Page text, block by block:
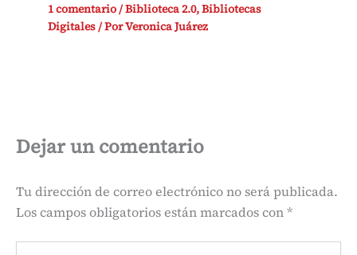
1 comentario/Biblioteca 2.0,Bibliotecas
Digitales/ PorVeronica Juárez
Dejar un comentario
Tu dirección de correo electrónico no será publicada.
Los campos obligatorios están marcados con*